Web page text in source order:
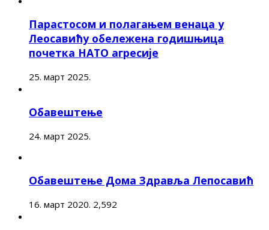
Парастосом и полагањем венаца у
Леосавићу обележена годишњица
почетка НАТО агресије
25. март 2025.
Обавештење
24. март 2025.
Обавештење Дома Здравља Лепосавић
16. март 2020. 2,592